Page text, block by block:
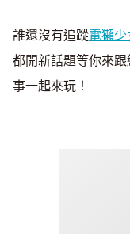
誰還沒有追蹤電獺
都開新話題等你來跟
事一起來玩！